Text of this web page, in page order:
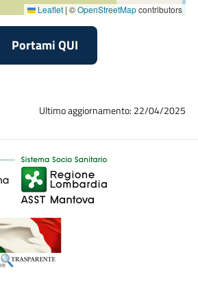
Leaflet | ©OpenStreetMapcontributors
Portami QUI
Ultimo aggiornamento: 22/04/2025